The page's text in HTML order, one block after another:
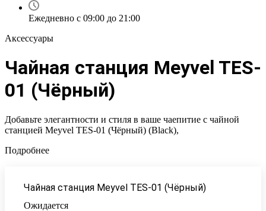
Ежедневно с 09:00 до 21:00
Аксессуары
Чайная станция Meyvel TES-
01 (Чёрный)
Добавьте элегантности и стиля в ваше чаепитие с чайной
станцией Meyvel TES-01 (Чёрный) (Black),
Подробнее
Чайная станция Meyvel TES-01 (Чёрный)
Ожидается